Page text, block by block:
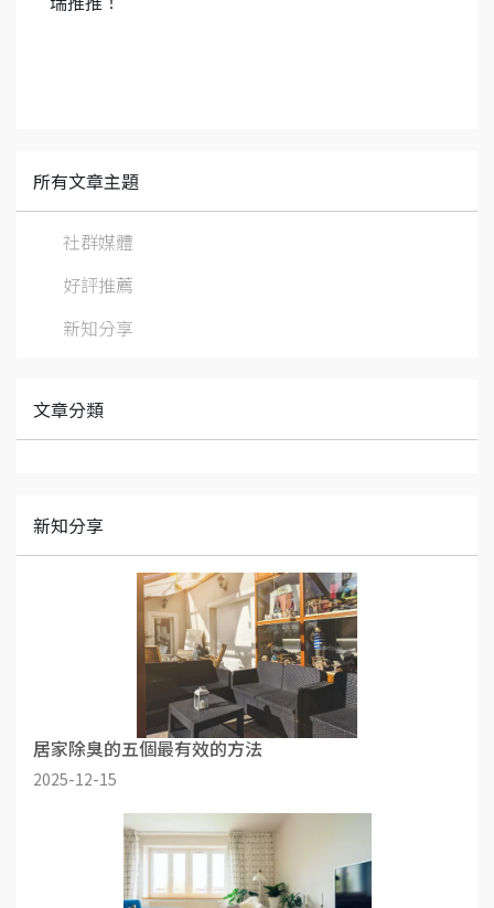
所有文章主題
社群媒體
好評推薦
新知分享
文章分類
新知分享
居家除臭的五個最有效的方法
2025-12-15